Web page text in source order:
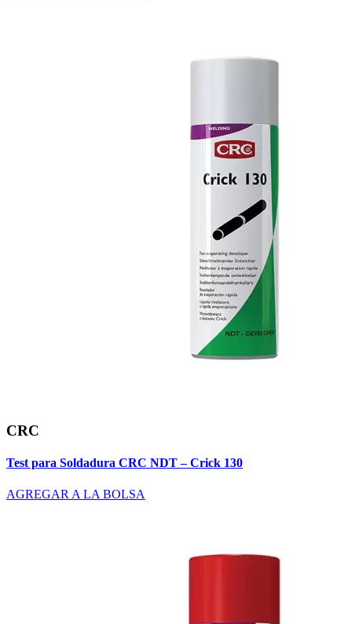
CRC
Test para Soldadura CRC NDT – Crick 130
AGREGAR A LA BOLSA